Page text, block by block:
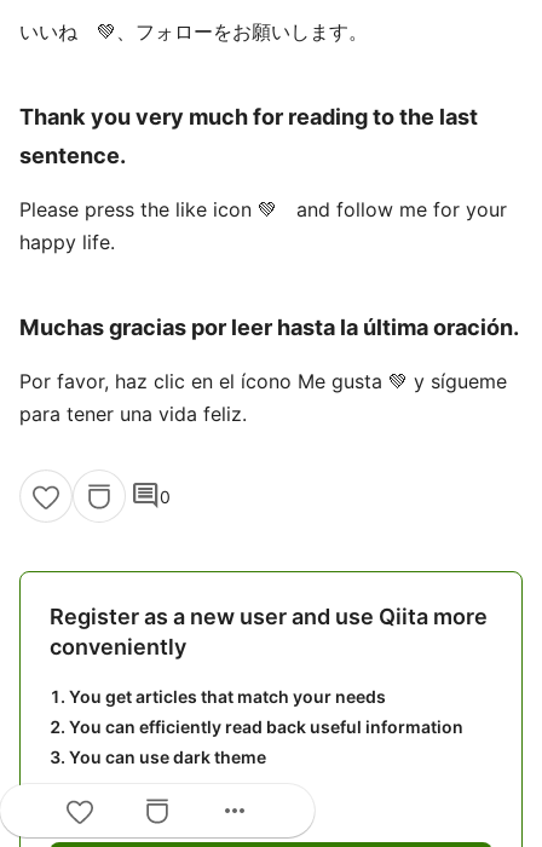
いいね 💚、フォローをお願いします。
Thank you very much for reading to the last
sentence.
Please press the like icon 💚 and follow me for your
happy life.
Muchas gracias por leer hasta la última oración.
Por favor, haz clic en el ícono Me gusta 💚 y sígueme
para tener una vida feliz.
comment0
Register as a new user and use Qiita more
conveniently
You get articles that match your needs
You can efficiently read back useful information
You can use dark theme
What you can do with signing up
more_horiz